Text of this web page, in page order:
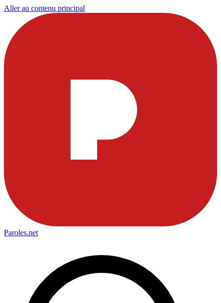
Aller au contenu principal
Paroles.net